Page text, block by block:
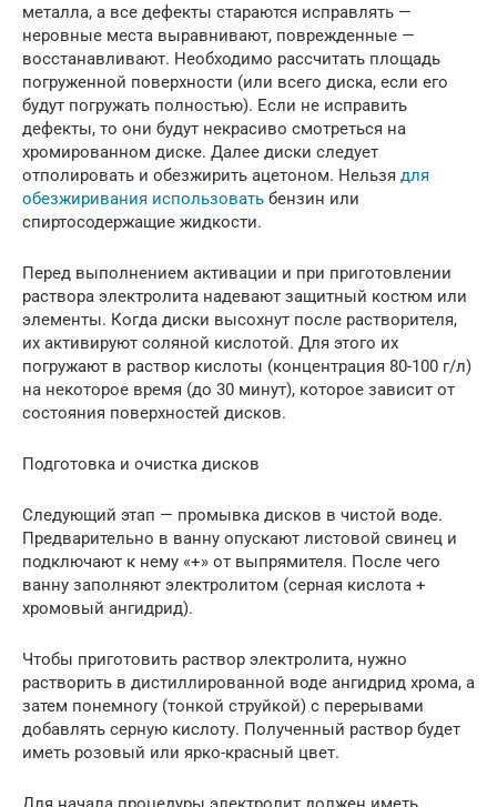
металла, а все дефекты стараются исправлять —
неровные места выравнивают, поврежденные —
восстанавливают. Необходимо рассчитать площадь
погруженной поверхности (или всего диска, если его
будут погружать полностью). Если не исправить
дефекты, то они будут некрасиво смотреться на
хромированном диске. Далее диски следует
отполировать и обезжирить ацетоном. Нельзя для
обезжиривания использовать бензин или
спиртосодержащие жидкости.
Перед выполнением активации и при приготовлении
раствора электролита надевают защитный костюм или
элементы. Когда диски высохнут после растворителя,
их активируют соляной кислотой. Для этого их
погружают в раствор кислоты (концентрация 80-100 г/л)
на некоторое время (до 30 минут), которое зависит от
состояния поверхностей дисков.
Подготовка и очистка дисков
Следующий этап — промывка дисков в чистой воде.
Предварительно в ванну опускают листовой свинец и
подключают к нему «+» от выпрямителя. После чего
ванну заполняют электролитом (серная кислота +
хромовый ангидрид).
Чтобы приготовить раствор электролита, нужно
растворить в дистиллированной воде ангидрид хрома, а
затем понемногу (тонкой струйкой) с перерывами
добавлять серную кислоту. Полученный раствор будет
иметь розовый или ярко-красный цвет.